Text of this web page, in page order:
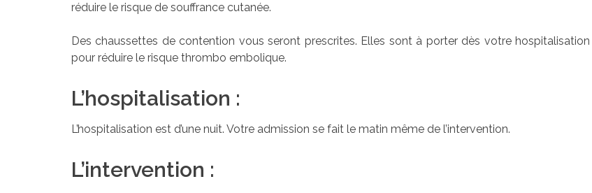
réduire le risque de souffrance cutanée.
Des chaussettes de contention vous seront prescrites. Elles sont à porter dès votre
pour réduire le risque thrombo embolique.
L’hospitalisation :
L’hospitalisation est d’une nuit. Votre admission se fait le matin même de l’intervention.
L’intervention :